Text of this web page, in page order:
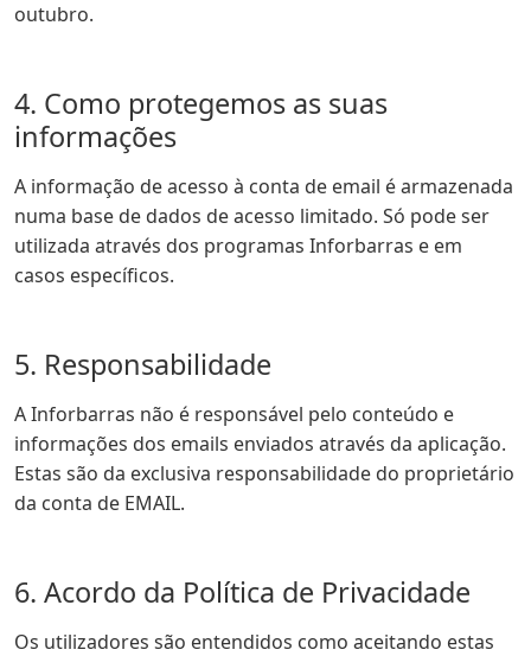
outubro.
4. Como protegemos as suas
informações
A informação de acesso à conta de email é armazenada
numa base de dados de acesso limitado. Só pode ser
utilizada através dos programas Inforbarras e em
casos específicos.
5. Responsabilidade
A Inforbarras não é responsável pelo conteúdo e
informações dos emails enviados através da aplicação.
Estas são da exclusiva responsabilidade do proprietário
da conta de EMAIL.
6. Acordo da Política de Privacidade
Os utilizadores são entendidos como aceitando estas